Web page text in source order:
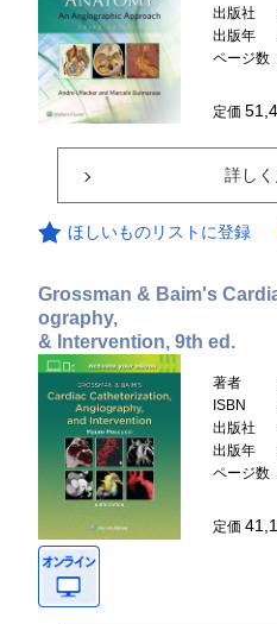
出版社
出版年
ページ数
定価
詳しく
ほしいものリストに登録
Grossman & Baim's
ography,
& Intervention, 9th ed.
著者
ISBN
出版社
出版年
ページ数
定価